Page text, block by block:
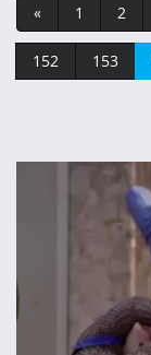
« 1 2
152 153